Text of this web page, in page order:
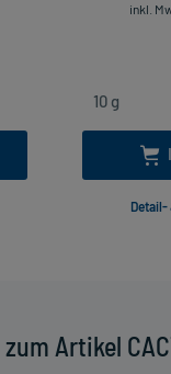
Artikel
inkl.